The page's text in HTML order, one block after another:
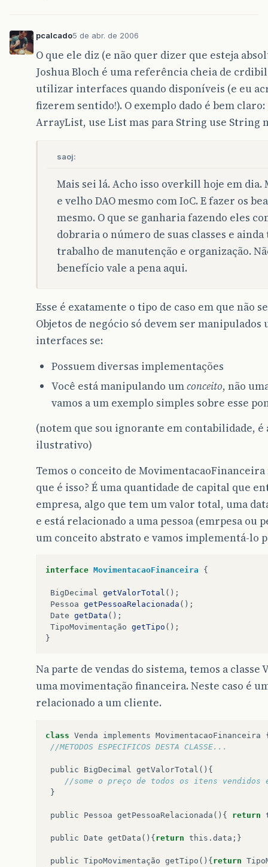
pcalcado5 de abr. de 2006
O que ele diz (e não quer dizer que esteja
Joshua Bloch é uma referência cheia de
utilizar interfaces quando disponíveis (e eu
fizerem sentido!). O exemplo dado é bem
ArrayList, use List mas para String use String
saoj:
Mais sei lá. Acho isso overkill hoje em dia.
e velho DAO mesmo com IoC. E fazer os
mesmo. O que se ganharia fazendo eles
dobraria o número de suas classes e
trabalho de manutenção e organização.
benefício vale a pena aqui.
Esse é exatamente o tipo de caso em que não
Objetos de negócio só devem ser
interfaces se:
Possuem diversas implementações
Você está manipulando umconceito, não
vamos a um exemplo simples sobre esse
(notem que sou ignorante em contabilidade, é
ilustrativo)
Temos o conceito de MovimentacaoFinanceira
que é isso? É uma quantidade de capital que
empresa, algo que tem um valor total, uma
e está relacionado a uma pessoa (emrpesa ou
um conceito abstrato e vamos implementá-lo
interface MovimentacaoFinanceira {
BigDecimal getValorTotal ();
Pessoa getPessoaRelacionada ();
Date getData ();
TipoMovimentação getTipo ();
}
Na parte de vendas do sistema, temos a classe
uma movimentação financeira. Neste caso é
relacionado a um cliente.
class Venda implements MovimentacaoFinanceira
//METODOS ESPECIFICOS DESTA CLASSE...
public BigDecimal getValorTotal (){
//some o preço de todos os itens vendidos
}
public Pessoa getPessoaRelacionada (){ return
public Date getData (){return this . data ;}
public TipoMovimentação getTipo (){return